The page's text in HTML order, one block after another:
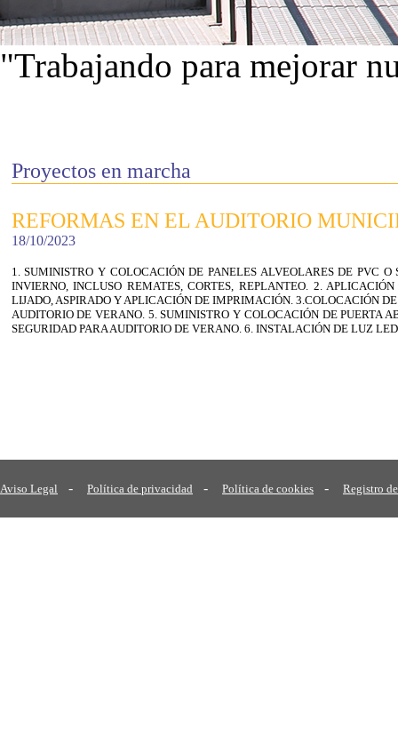
"Trabajando para mejorar
Proyectos en marcha
REFORMAS EN EL AUDITORIO
18/10/2023
1. SUMINISTRO Y COLOCACIÓN DE PANELES ALVEOLARES DE PVC
INVIERNO, INCLUSO REMATES, CORTES, REPLANTEO. 2.
LIJADO, ASPIRADO Y APLICACIÓN DE IMPRIMACIÓN. 3.COLOCACIÓN
AUDITORIO DE VERANO. 5. SUMINISTRO Y COLOCACIÓN DE PUERTA
SEGURIDAD PARA AUDITORIO DE VERANO. 6. INSTALACIÓN DE LUZ
Aviso Legal - Política de privacidad - Política de cookies - Registro